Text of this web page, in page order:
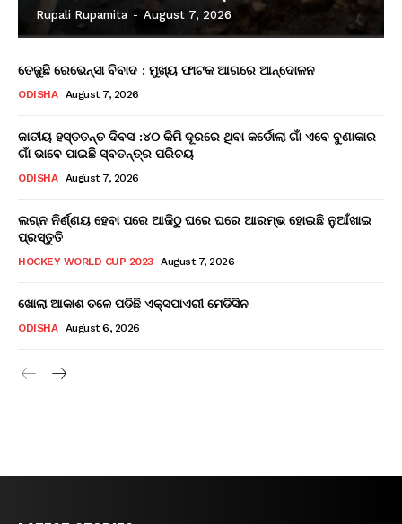
Rupali Rupamita - August 7, 2026
ତେଜୁଛି ରେଭେନ୍ସା ବିବାଦ : ମୁଖ୍ୟ ଫାଟକ ଆଗରେ ଆନ୍ଦୋଳନ
ODISHA August 7, 2026
ଜାତୀୟ ହସ୍ତତନ୍ତ ଦିବସ :୪୦ କିମି ଦୂରରେ ଥିବା କର୍ଡୋଲା ଗାଁ ଏବେ ବୁଣାକାର
ଗାଁ ଭାବେ ପାଇଛି ସ୍ବତନ୍ତ୍ର ପରିଚୟ
ODISHA August 7, 2026
ଲଗ୍ନ ନିର୍ଣ୍ଣୟ ହେବା ପରେ ଆଜିଠୁ ଘରେ ଘରେ ଆରମ୍ଭ ହୋଇଛି ନୁଆଁଖାଇ
ପ୍ରସ୍ତୁତି
HOCKEY WORLD CUP 2023 August 7, 2026
ଖୋଲା ଆକାଶ ତଳେ ପଡିଛି ଏକ୍ସପାଏରୀ ମେଡିସିନ
ODISHA August 6, 2026